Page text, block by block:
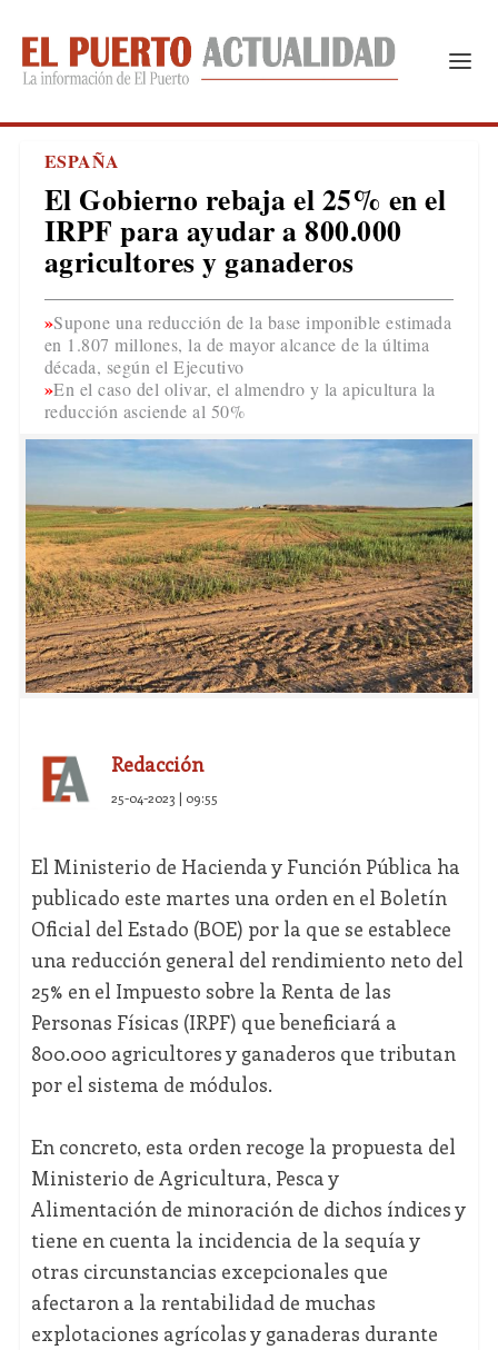
ESPAÑA
El Gobierno rebaja el 25% en el
IRPF para ayudar a 800.000
agricultores y ganaderos
Supone una reducción de la base imponible estimada
en 1.807 millones, la de mayor alcance de la última
década, según el Ejecutivo
En el caso del olivar, el almendro y la apicultura la
reducción asciende al 50%
Redacción
25-04-2023 | 09:55
El Ministerio de Hacienda y Función Pública ha
publicado este martes una orden en el Boletín
Oficial del Estado (BOE) por la que se establece
una reducción general del rendimiento neto del
25% en el Impuesto sobre la Renta de las
Personas Físicas (IRPF) que beneficiará a
800.000 agricultores y ganaderos que tributan
por el sistema de módulos.
En concreto, esta orden recoge la propuesta del
Ministerio de Agricultura, Pesca y
Alimentación de minoración de dichos índices y
tiene en cuenta la incidencia de la sequía y
otras circunstancias excepcionales que
afectaron a la rentabilidad de muchas
explotaciones agrícolas y ganaderas durante